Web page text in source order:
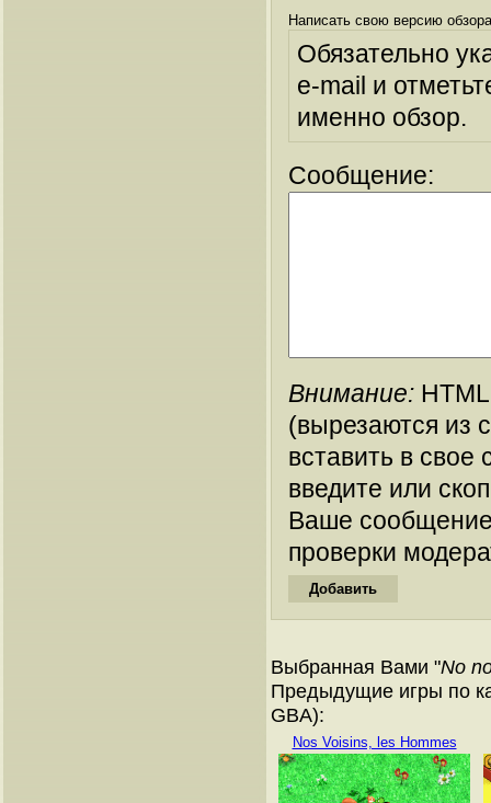
Написать свою версию
Обязательно
e-mail и
именно обзор.
Сообщение:
Внимание:
(вырезаются из
вставить в
введите или
Ваше
проверки
Выбранная Вами "No
Предыдущие игры по
GBA):
Nos Voisins, les Hommes